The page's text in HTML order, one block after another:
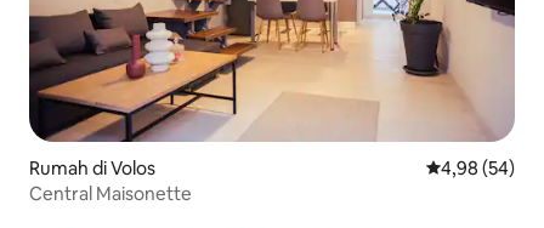
Rumah di Volos Nilai rata-rata
4,98 (54)
Central Maisonette